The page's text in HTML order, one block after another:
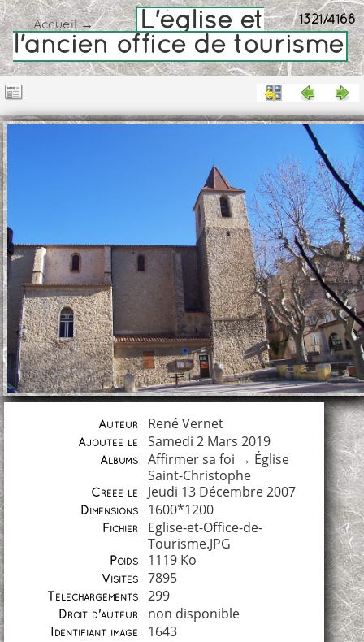
1321/4168
Accueil→
L'église et
l'ancien office de tourisme
Auteur René Vernet
Ajoutée le Samedi 2 Mars 2019
Albums Affirmer sa foi → Église
Saint-Christophe
Créée le Jeudi 13 Décembre 2007
Dimensions 1600*1200
Fichier
Eglise-et-Office-de-
Tourisme.JPG
Poids 1119 Ko
Visites 7895
Téléchargements 299
Droit d'auteur non disponible
Identifiant image 1643